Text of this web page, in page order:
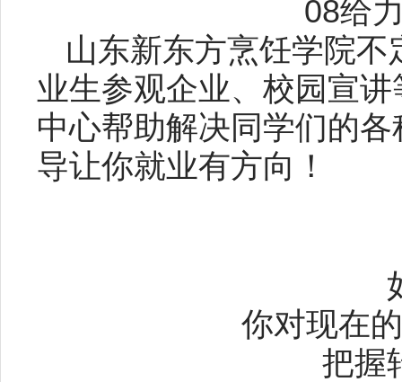
08给
山东新东方烹饪学院
业生参观企业、校园宣
中心帮助解决同学们的
导让你就业有方向！
你对现在
把握